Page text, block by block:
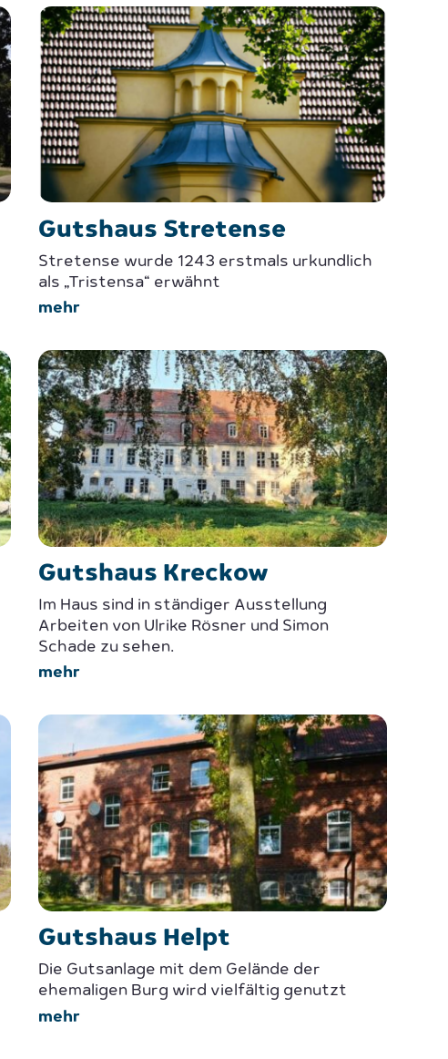
Gutshaus Stretense
Stretense wurde 1243 erstmals urkundlich
als „Tristensa“ erwähnt
mehr
Gutshaus Kreckow
Im Haus sind in ständiger Ausstellung
Arbeiten von Ulrike Rösner und Simon
Schade zu sehen.
mehr
Gutshaus Helpt
Die Gutsanlage mit dem Gelände der
ehemaligen Burg wird vielfältig genutzt
mehr